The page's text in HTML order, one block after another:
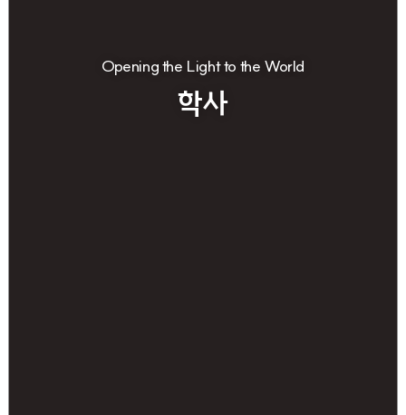
Opening the Light to the World
학사